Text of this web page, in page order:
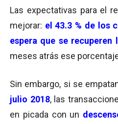
Las expectativas para el
mejorar: el 43.3 % de los
espera que se recuperen
meses atrás ese
Sin embargo, si se
julio 2018, las
en picada con un